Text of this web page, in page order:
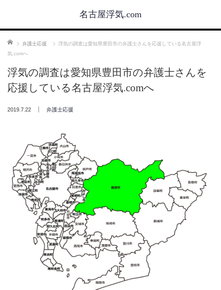
名古屋浮気.com
ホーム 弁護士応援
浮気の調査は愛知県豊田市の弁護士さんを応援している名古屋浮
気.comへ
浮気の調査は愛知県豊田市の弁護士さんを
応援している名古屋浮気.comへ
2019.7.22 弁護士応援